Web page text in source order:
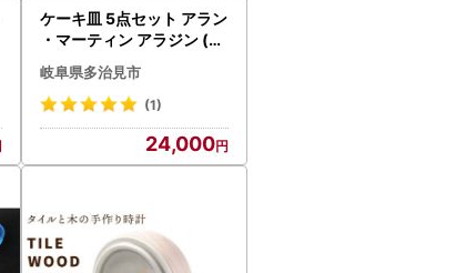
ケーキ皿 5点セット アラン
・マーティン アラジン (木
箱付) 【蔵ショップ】食器
プレート ギフト [TEH001
]
岐阜県多治見市
(1)
24,000